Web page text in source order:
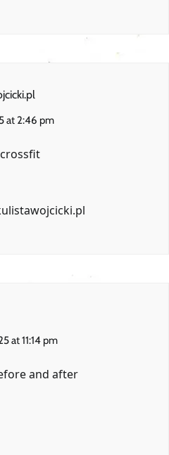
at 2:46 pm
at 11:14 pm
and after